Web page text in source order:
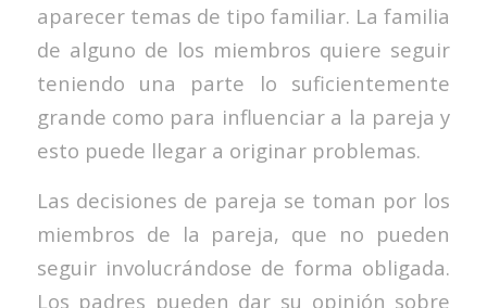
aparecer temas de tipo familiar. La familia
de alguno de los miembros quiere seguir
teniendo una parte lo suficientemente
grande como para influenciar a la pareja y
esto puede llegar a originar problemas.
Las decisiones de pareja se toman por los
miembros de la pareja, que no pueden
seguir involucrándose de forma obligada.
Los padres pueden dar su opinión sobre